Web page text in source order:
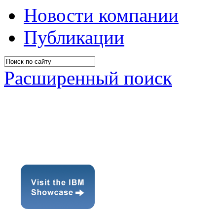
Новости компании
Публикации
Расширенный поиск